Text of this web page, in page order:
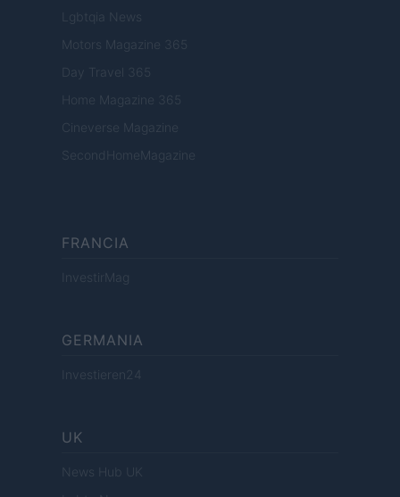
Lgbtqia News
Motors Magazine 365
Day Travel 365
Home Magazine 365
Cineverse Magazine
SecondHomeMagazine
FRANCIA
InvestirMag
GERMANIA
Investieren24
UK
News Hub UK